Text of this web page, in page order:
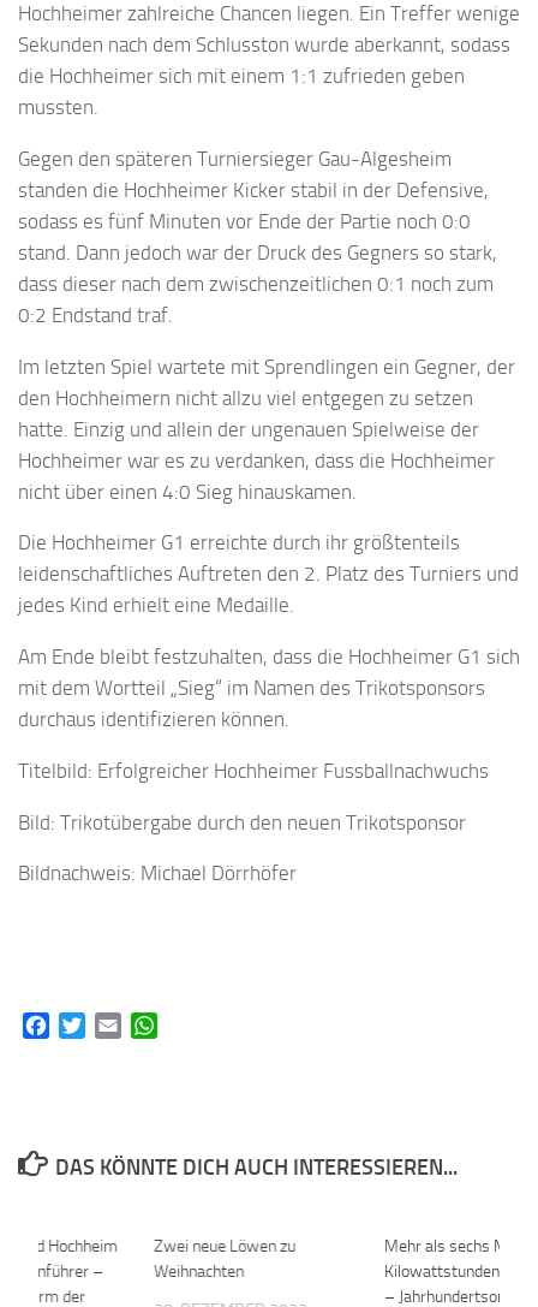
Hochheimer zahlreiche Chancen liegen. Ein Treffer wenige
Sekunden nach dem Schlusston wurde aberkannt, sodass
die Hochheimer sich mit einem 1:1 zufrieden geben
mussten.
Gegen den späteren Turniersieger Gau-Algesheim
standen die Hochheimer Kicker stabil in der Defensive,
sodass es fünf Minuten vor Ende der Partie noch 0:0
stand. Dann jedoch war der Druck des Gegners so stark,
dass dieser nach dem zwischenzeitlichen 0:1 noch zum
0:2 Endstand traf.
Im letzten Spiel wartete mit Sprendlingen ein Gegner, der
den Hochheimern nicht allzu viel entgegen zu setzen
hatte. Einzig und allein der ungenauen Spielweise der
Hochheimer war es zu verdanken, dass die Hochheimer
nicht über einen 4:0 Sieg hinauskamen.
Die Hochheimer G1 erreichte durch ihr größtenteils
leidenschaftliches Auftreten den 2. Platz des Turniers und
jedes Kind erhielt eine Medaille.
Am Ende bleibt festzuhalten, dass die Hochheimer G1 sich
mit dem Wortteil „Sieg“ im Namen des Trikotsponsors
durchaus identifizieren können.
Titelbild: Erfolgreicher Hochheimer Fussballnachwuchs
Bild: Trikotübergabe durch den neuen Trikotsponsor
Bildnachweis: Michael Dörrhöfer
FacebookTwitterEmail
DAS KÖNNTE DICH AUCH INTERESSIEREN...
Zwei neue Löwen zu
Weihnachten
Mehr als sechs
Kilowattstunden
–
Hochheim
–
Reform der